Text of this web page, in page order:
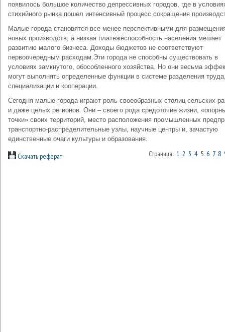
появилось большое количество депрессивных городов, где в
стихийного рынка пошел интенсивный процесс сокращения
Малые города становятся все менее перспективными для
новых производств, а низкая платежеспособность населения мешает
развитию малого бизнеса. Доходы бюджетов не соответствуют
первоочередным расходам.Эти города не способны существовать в
условиях замкнутого, обособленного хозяйства. Но они весьма
могут выполнять определенные функции в системе разделения
специализации и кооперации.
Сегодня малые города играют роль своеобразных столиц сельских
и даже целых регионов. Они – своего рода средоточие жизни,
точки» своих территорий, место расположения промышленных
транспортно-распределительные узлы, научные центры и, зачастую
единственные очаги культуры и образования.
Скачать реферат Страница: 1 2 3 45 6 7 8